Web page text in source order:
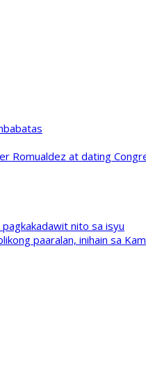
Romualdez at dating
nito sa isyu
paaralan, inihain sa